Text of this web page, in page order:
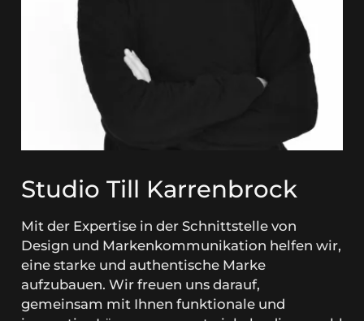
Studio Till Karrenbrock
Mit der Expertise in der Schnittstelle von
Design und Markenkommunikation helfen wir,
eine starke und authentische Marke
aufzubauen. Wir freuen uns darauf,
gemeinsam mit Ihnen funktionale und